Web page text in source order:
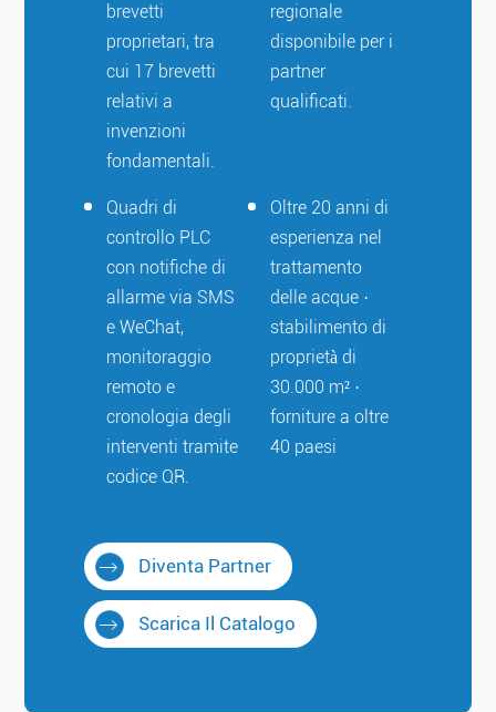
brevetti
proprietari, tra
cui 17 brevetti
relativi a
invenzioni
fondamentali.
regionale
disponibile per i
partner
qualificati.
Quadri di
controllo PLC
con notifiche di
allarme via SMS
e WeChat,
monitoraggio
remoto e
cronologia degli
interventi tramite
codice QR.
Oltre 20 anni di
esperienza nel
trattamento
delle acque ·
stabilimento di
proprietà di
30.000 m² ·
forniture a oltre
40 paesi
Diventa Partner
Scarica Il Catalogo